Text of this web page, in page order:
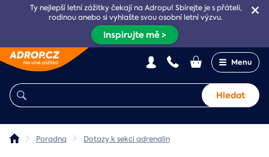
Ty nejlepší letní zážitky čekají na Adropu! Sbírejte je s přáteli,
rodinou anebo si vyhlašte svou osobní letní výzvu.
Inspirujte mě >
Menu
Hledat
Poradna Dotazy k sekci adrenalin